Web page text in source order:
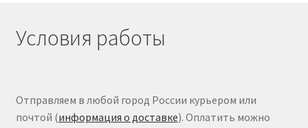
Условия работы
Отправляем в любой город России курьером или
почтой (информация о доставке). Оплатить можно